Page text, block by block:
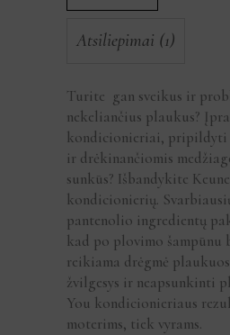
Atsiliepimai (1)
Turite gan sveikus ir
nekeliančius plaukus?
kondicionieriai, pripildyti
ir drėkinančiomis
sunkūs? Išbandykite
kondicionierių.
pantenolio ingredientų
kad po plovimo šampūnu
reikiama drėgmė
žvilgesys ir neapsunkinti
You kondicionieriaus
moterims, tiek vyrams.